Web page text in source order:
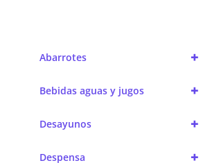
+
Abarrotes
+
Bebidas aguas y jugos
+
Desayunos
+
Despensa